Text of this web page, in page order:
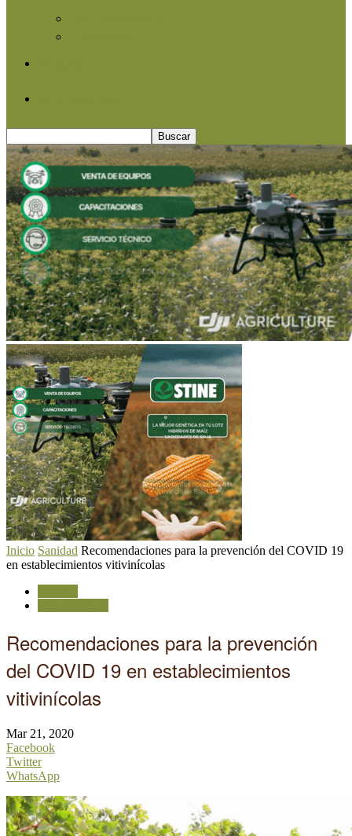
Inicio Sanidad Recomendaciones para la prevención del COVID 19
en establecimientos vitivinícolas
Recomendaciones para la prevención
del COVID 19 en establecimientos
vitivinícolas
Mar 21, 2020
Facebook
Twitter
WhatsApp